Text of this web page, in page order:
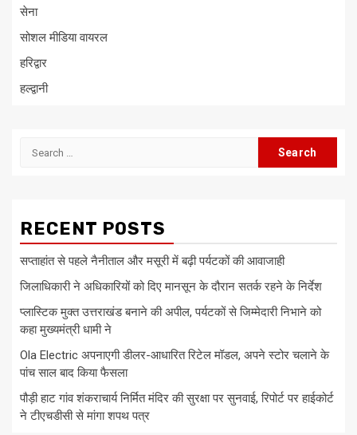
सेना
सोशल मीडिया वायरल
हरिद्वार
हल्द्वानी
Search
RECENT POSTS
सप्ताहांत से पहले नैनीताल और मसूरी में बढ़ी पर्यटकों की आवाजाही
जिलाधिकारी ने अधिकारियों को दिए मानसून के दौरान सतर्क रहने के निर्देश
प्लास्टिक मुक्त उत्तराखंड बनाने की अपील, पर्यटकों से जिम्मेदारी निभाने को
कहा मुख्यमंत्री धामी ने
Ola Electric अपनाएगी डीलर-आधारित रिटेल मॉडल, अपने स्टोर चलाने के
पांच साल बाद किया फैसला
पौड़ी हाट गांव शंकराचार्य निर्मित मंदिर की सुरक्षा पर सुनवाई, रिपोर्ट पर हाईकोर्ट
ने टीएचडीसी से मांगा शपथ पत्र